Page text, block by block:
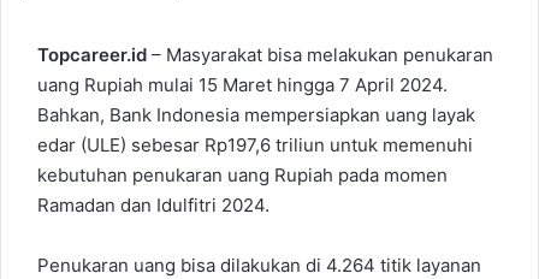
Topcareer.id – Masyarakat bisa melakukan penukaran
uang Rupiah mulai 15 Maret hingga 7 April 2024.
Bahkan, Bank Indonesia mempersiapkan uang layak
edar (ULE) sebesar Rp197,6 triliun untuk memenuhi
kebutuhan penukaran uang Rupiah pada momen
Ramadan dan Idulfitri 2024.
Penukaran uang bisa dilakukan di 4.264 titik layanan